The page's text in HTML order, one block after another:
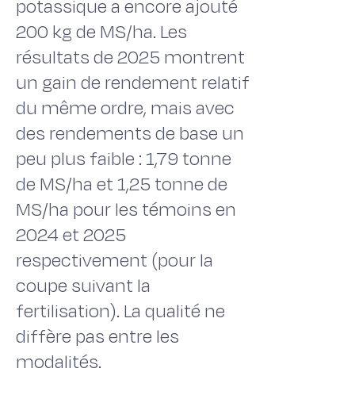
potassique a encore ajouté
200 kg de MS/ha. Les
résultats de 2025 montrent
un gain de rendement relatif
du même ordre, mais avec
des rendements de base un
peu plus faible : 1,79 tonne
de MS/ha et 1,25 tonne de
MS/ha pour les témoins en
2024 et 2025
respectivement (pour la
coupe suivant la
fertilisation). La qualité ne
diffère pas entre les
modalités.